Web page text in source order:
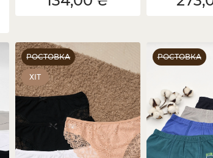
РОСТОВКА
ХІТ
РОСТОВКА